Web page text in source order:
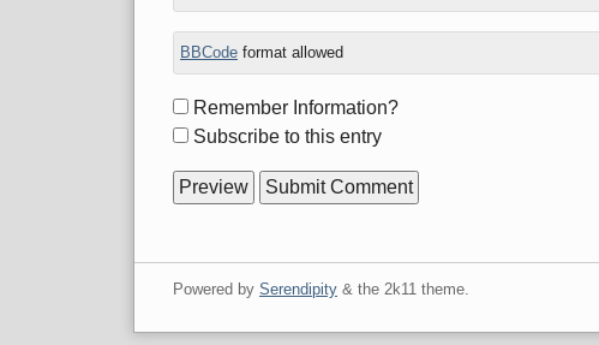
BBCodeformat allowed
Form
options
Remember Information?
Subscribe to this entry
Powered by Serendipity& the 2k11 theme.